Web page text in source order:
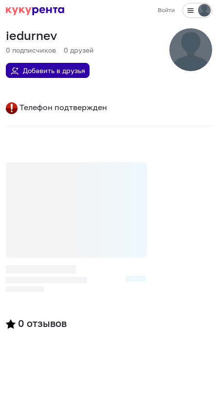
Войти
iedurnev
0 подписчиков 0 друзей
Добавить в друзья
Телефон подтвержден
0 отзывов